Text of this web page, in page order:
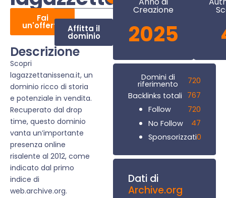
Fai
un'offerta Affitta il
dominio
Descrizione
Scopri
lagazzettanissena.it, un
dominio ricco di storia
e potenziale in vendita.
Recuperato dal drop
time, questo dominio
vanta un’importante
presenza online
risalente al 2012, come
indicato dal primo
indice di
web.archive.org.
Creazione
2025
Domini di
riferimento
720
Backlinks totali 767
Follow
720
No Follow
47
Sponsorizzati0
Dati di
Archive.org